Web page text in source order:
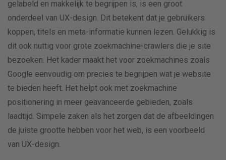
gelabeld en makkelijk te begrijpen is, is een groot
onderdeel van UX-design. Dit betekent dat je gebruikers
koppen, titels en meta-informatie kunnen lezen. Gelukkig is
dit ook nuttig voor grote zoekmachine-crawlers die je site
bezoeken. Het kader maakt het voor zoekmachines zoals
Google eenvoudig om precies te begrijpen wat je website
te bieden heeft. Het helpt ook met zoekmachine
positionering in meer geavanceerde gebieden, zoals
laadtijd. Simpele zaken als het zorgen dat de afbeeldingen
de juiste grootte hebben voor het web, is een voorbeeld
van UX-design.